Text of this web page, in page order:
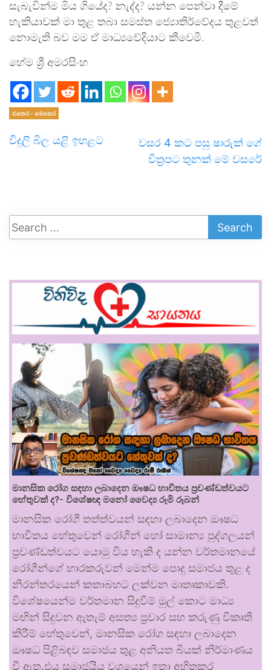
සැබැවින්ම මිය ගියේද? නැද්ද? යන්න පෙන්වා දීමේ
හැකියාවක් මා තුළ තබා සමස්ත ජ්‍යොතිර්වේදය තුළවත්
නොමැති බව මම ඒ මාධ්‍යවේදියාට කීවෙමි.
හේම ශ්‍රී අමරසිංහ
එතෙර - මෙතෙර
විදුලි බිල යළි ඉහළට
වසර 4 කට පසු ෂාරුක් ගේ
චිත්‍රපට තුනක් මේ වසරේ
මානසික රෝග සඳහා ලබාදෙන ඖෂධ භාවිතය ප්‍රචණ්ඩත්වයට
හේතුවක් ද?- විශේෂඥ මනෝ වෛද්‍ය රූමි රූබන්
මානසික රෝගී තත්ත්වයන් සඳහා ලබාදෙන ඖෂධ
භාවිතය හේතුවෙන් රෝගීන් හෝ සාමාන්‍ය පුද්ගලයන්
ප්‍රචණ්ඩත්වයට යොමු විය හැකි ද යන්න වර්තමානයේ
රෝගීන්ගේ භාරකරුවන් මෙන්ම පොදු සමාජය තුළ ද
නිරන්තරයෙන් කතාබහට ලක්වන මාතෘකාවකි.
විශේෂයෙන්ම වර්තමාන සිදුවීම් මුල් කොට මාධ්‍ය
මඟින් සිදුවන ඇතැම් අසත්‍ය ප්‍රචාර සහ කරුණු විකෘති
කිරීම් හේතුවෙන්, මානසික රෝග සඳහා ලබාදෙන
ඖෂධ පිළිබඳව සමාජය තුළ අනියත බියක් නිර්මාණය
වී ඇත.එය සමාජයීය වශයෙන් ඉතා අහිතකර